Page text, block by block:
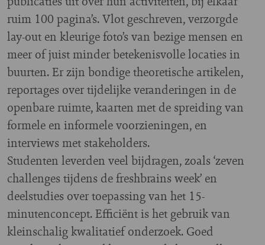
ruim 100 pagina’s. Vlot geschreven, verzorgde
lay-out en kleurige foto’s van bezige mensen en
meer of juist minder betekenisvolle locaties in
buurten. Er zijn bondige theoretische artikelen,
reportages over tijdelijke veranderingen in de
openbare ruimte, kaarten met de spreiding van
formele en informele voorzieningen, en
interviews met stakeholders.
Studenten leverden veel bijdragen, zoals ‘zeven
challenges tijdens de freshbrains week’ en
deelstudies over toepassing van het 15-
minutenconcept. Efficiënt is het gebruik van
kleinschalig kwalitatief onderzoek. Goed